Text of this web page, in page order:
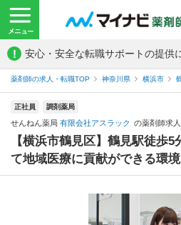
! 安心・安全な転職サポートの提供
薬剤師の求人・転職TOP 神奈川県 横浜市
正社員 調剤薬局
せんねん薬局 有限会社アスラック の薬剤師求人
【横浜市鶴見区】鶴見駅徒歩
て地域医療に貢献ができる環境